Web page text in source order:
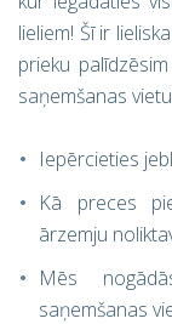
lieliem! Šī ir
prieku
saņemšanas
Iepērcieties
Kā preces
ārzemju
Mēs
saņemšanas